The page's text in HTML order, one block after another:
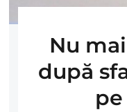
Nu
după